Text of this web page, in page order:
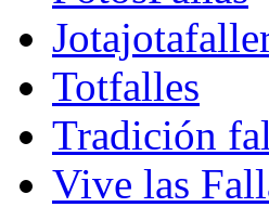
Totfalles
Tradición
Vive las